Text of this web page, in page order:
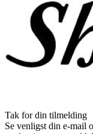
Tak for din tilmelding
Se venligst din e-mail